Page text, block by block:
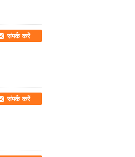
संपर्क करें
संपर्क करें